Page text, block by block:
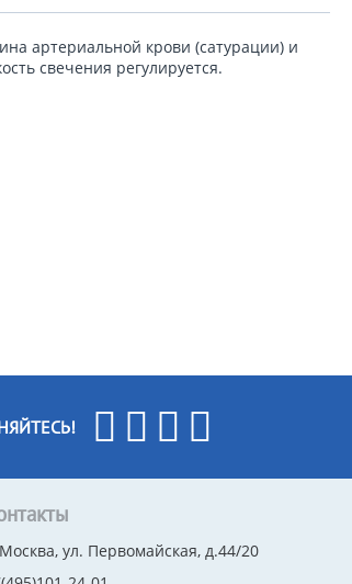
артериальной крови (сатурации) и
свечения регулируется.
ул. Первомайская, д.44/20